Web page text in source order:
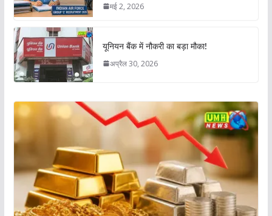
मई 2, 2026
यूनियन बैंक में नौकरी का बड़ा मौका!
अप्रैल 30, 2026